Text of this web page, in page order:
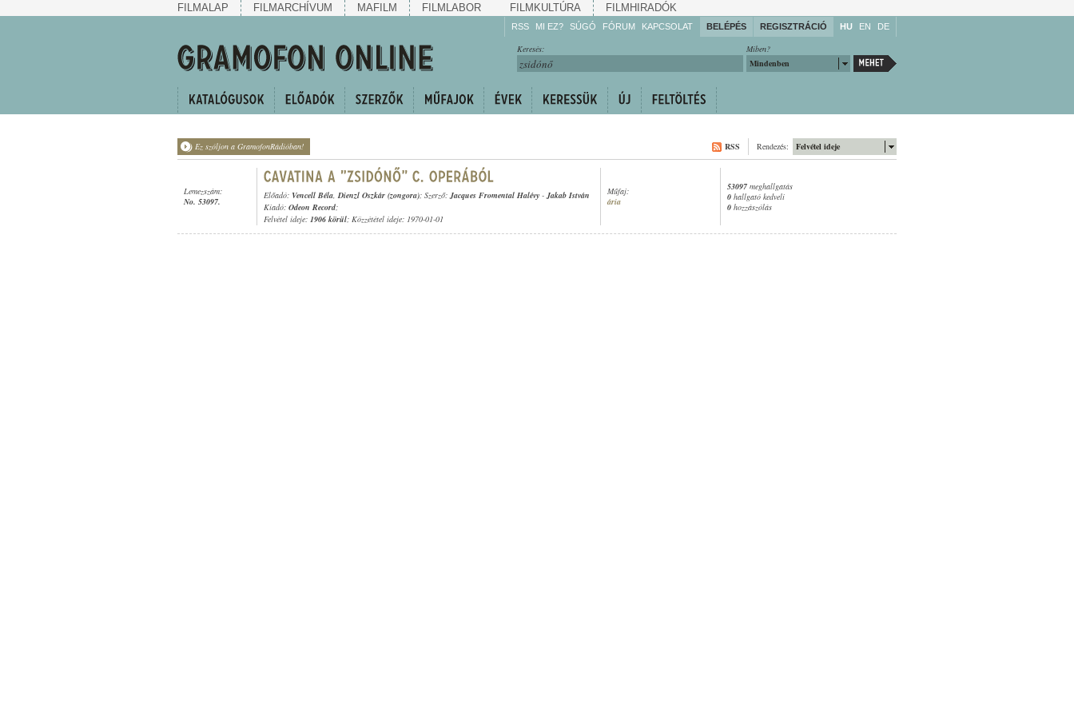
FILMALAP FILMARCHÍVUM MAFILM FILMLABOR FILMKULTÚRA FILMHIRADÓK
RSS MI EZ? SÚGÓ
Gyarapítsa!
FÓRUM KAPCSOLAT BELÉPÉS REGISZTRÁCIÓ HU EN DE
Miben?
Mindenben
Keresés:
Ez szóljon a GramofonRádióban! Felvétel ideje
Rendezés:
RSS
Lemezszám:
No. 53097.
Előadó: Vencell Béla,Dienzl Oszkár (zongora); Szerző:Jacques Fromental Halévy -Jakab István
Kiadó: Odeon Record;
Felvétel ideje: 1906 körül; Közzététel ideje: 1970-01-01
Műfaj:
ária
53097 meghallgatás
0 hallgató kedveli
0 hozzászólás